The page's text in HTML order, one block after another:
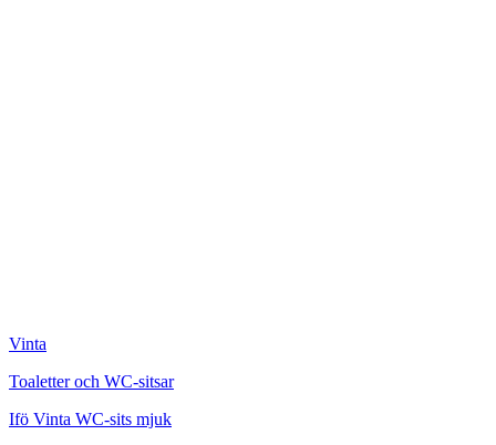
Vinta
Toaletter och WC-sitsar
Ifö Vinta WC-sits mjuk